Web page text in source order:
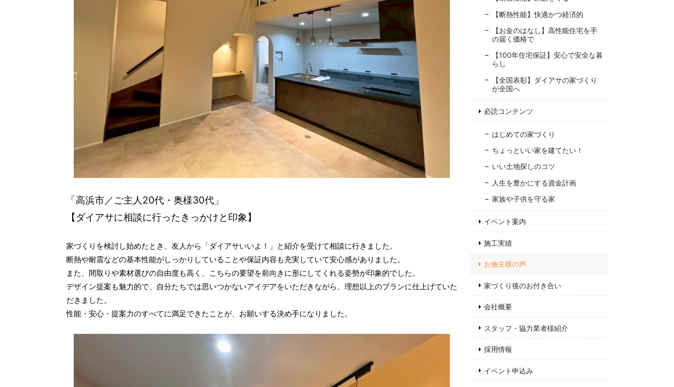
「高浜市／ご主人20代・奥様30代」
【ダイアサに相談に行ったきっかけと印象】
家づくりを検討し始めたとき、友人から「ダイアサいいよ！」と紹介を受けて相談に行きました。
断熱や耐震などの基本性能がしっかりしていることや保証内容も充実していて安心感がありました。
また、間取りや素材選びの自由度も高く、こちらの要望を前向きに形にしてくれる姿勢が印象的でした。
デザイン提案も魅力的で、自分たちでは思いつかないアイデアをいただきながら、理想以上のプランに仕上げていた
だきました。
性能・安心・提案力のすべてに満足できたことが、お願いする決め手になりました。
【断熱性能】快適かつ経済的
【お金のはなし】高性能住宅を手
の届く価格で
【100年住宅保証】安心で安全な暮
らし
【全国表彰】ダイアサの家づくり
が全国へ
必読コンテンツ
はじめての家づくり
ちょっといい家を建てたい！
いい土地探しのコツ
人生を豊かにする資金計画
家族や子供を守る家
イベント案内
施工実績
お施主様の声
家づくり後のお付き合い
会社概要
スタッフ・協力業者様紹介
採用情報
イベント申込み